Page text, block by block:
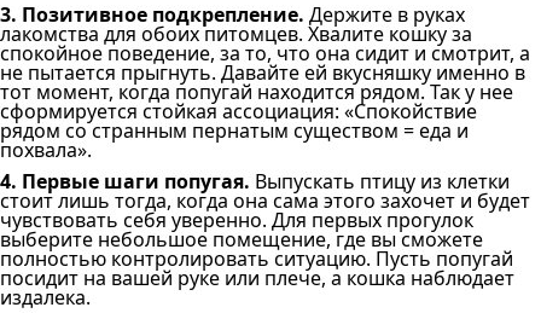
3. Позитивное подкрепление. Держите в руках
лакомства для обоих питомцев. Хвалите кошку за
спокойное поведение, за то, что она сидит и смотрит, а
не пытается прыгнуть. Давайте ей вкусняшку именно в
тот момент, когда попугай находится рядом. Так у нее
сформируется стойкая ассоциация: «Спокойствие
рядом со странным пернатым существом = еда и
похвала».
4. Первые шаги попугая. Выпускать птицу из клетки
стоит лишь тогда, когда она сама этого захочет и будет
чувствовать себя уверенно. Для первых прогулок
выберите небольшое помещение, где вы сможете
полностью контролировать ситуацию. Пусть попугай
посидит на вашей руке или плече, а кошка наблюдает
издалека.